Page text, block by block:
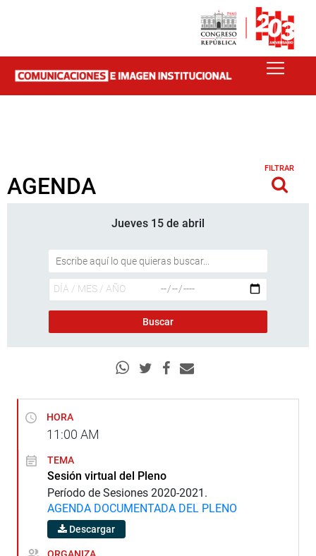
AGENDA
FILTRAR
Jueves 15 de abril
HORA
11:00 AM
TEMA
Sesión virtual del Pleno
Período de Sesiones 2020-2021.
AGENDA DOCUMENTADA DEL PLENO
Descargar